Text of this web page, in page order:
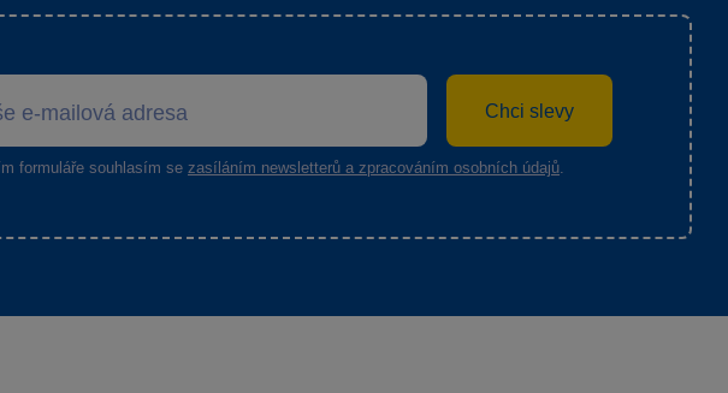
Chci slevy
formuláře souhlasím se zasíláním newsletterů a zpracováním osobních údajů